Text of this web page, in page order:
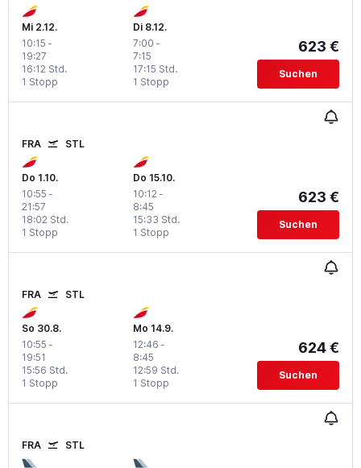
Mi 2.12.
10:15 -
19:27
1 Stopp
16:12 Std.
Di 8.12.
7:00 -
7:15
1 Stopp
17:15 Std.
623 €
Suchen
FRA STL
Do 1.10.
10:55 -
21:57
1 Stopp
18:02 Std.
Do 15.10.
10:12 -
8:45
1 Stopp
15:33 Std.
623 €
Suchen
FRA STL
So 30.8.
10:55 -
19:51
1 Stopp
15:56 Std.
Mo 14.9.
12:46 -
8:45
1 Stopp
12:59 Std.
624 €
Suchen
FRA STL